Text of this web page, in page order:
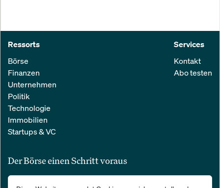
Ressorts
Börse
Finanzen
Unternehmen
Politik
Technologie
Immobilien
Startups & VC
Services
Kontakt
Abo testen
Der Börse einen Schritt voraus
Alle relevanten Nachrichten aus Wirtschaft und Finanzen in einer